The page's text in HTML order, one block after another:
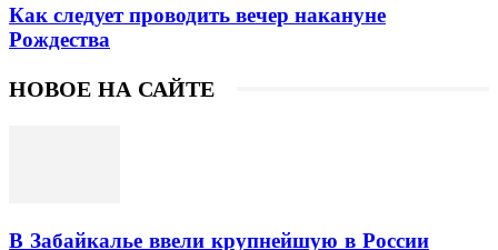
Как следует проводить вечер накануне
Рождества
НОВОЕ НА САЙТЕ
В Забайкалье ввели крупнейшую в России